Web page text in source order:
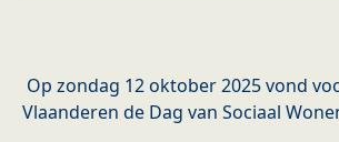
Op zondag 12 oktober 2025 vond
Vlaanderen de Dag van Sociaal